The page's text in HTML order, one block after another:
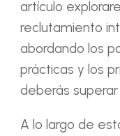
artículo
reclutamiento
abordando los
prácticas y los
deberás
A lo largo de